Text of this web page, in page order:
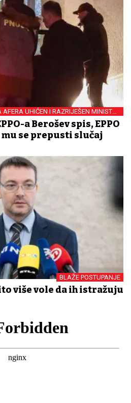
AFERA UHIĆEN I RAZRIJEŠEN MINISTAR
ZDRAVSTVA
a Berošev spis, EPPO
mu se prepusti slučaj
BLAŽE POSTUPANJE
više vole da ih istražuju